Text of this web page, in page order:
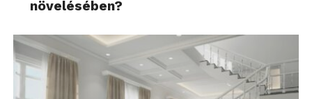
döntő többsége a testből
halad az agy felé. Vagyis
nemcsak az agy irányít, a
test folyamatosan ‘beszél’
növelésében?